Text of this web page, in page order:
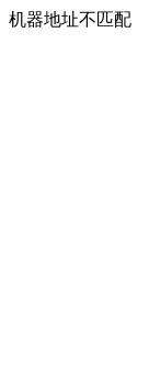
机器地址不匹配